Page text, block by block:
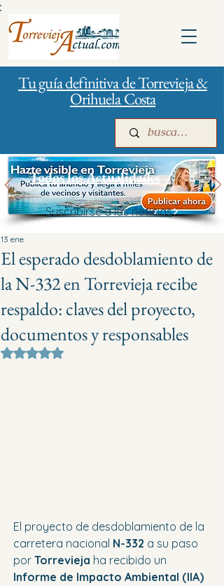
Tu guía definitiva de Torrevieja &
Orihuela Costa
Publicidad
Todos los Actualidades
Suscribirse a las noticias
El esperado desdoblamiento de
la N-332 en Torrevieja recibe
respaldo: claves del proyecto,
documentos y responsables
13 ene
Obtuvo NaN de 5 estrellas.
El proyecto de desdoblamiento de la
carretera nacional N-332 a su paso
por Torrevieja ha recibido un
Informe de Impacto Ambiental (IIA)